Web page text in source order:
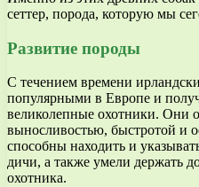
сеттер, порода, которую мы
Развитие породы
С течением времени
популярными в Европе и
великолепные охотники. Они
выносливостью, быстротой и
способны находить и
дичи, а также умели держать
охотника.